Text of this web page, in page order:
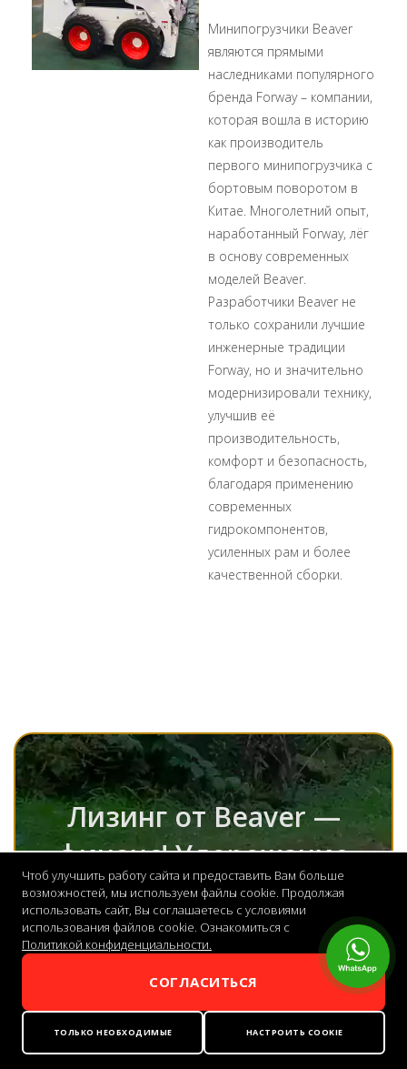
Минипогрузчики Beaver
являются прямыми
наследниками популярного
бренда Forway – компании,
которая вошла в историю
как производитель
первого минипогрузчика с
бортовым поворотом в
Китае. Многолетний опыт,
наработанный Forway, лёг
в основу современных
моделей Beaver.
Разработчики Beaver не
только сохранили лучшие
инженерные традиции
Forway, но и значительно
модернизировали технику,
улучшив её
производительность,
комфорт и безопасность,
благодаря применению
современных
гидрокомпонентов,
усиленных рам и более
качественной сборки.
Лизинг от Beaver —
финанс! Удорожание
до 5%!
Получить расчет
Чтоб улучшить работу сайта и предоставить Вам больше
возможностей, мы используем файлы cookie. Продолжая
использовать сайт, Вы соглашаетесь с условиями
использования файлов cookie. Ознакомиться с
Политикой конфиденциальности.
СОГЛАСИТЬСЯ
ТОЛЬКО НЕОБХОДИМЫЕ НАСТРОИТЬ COOKIE